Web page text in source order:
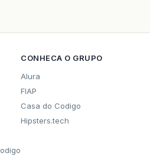
CONHECA O GRUPO
Alura
FIAP
Casa do Codigo
Hipsters.tech